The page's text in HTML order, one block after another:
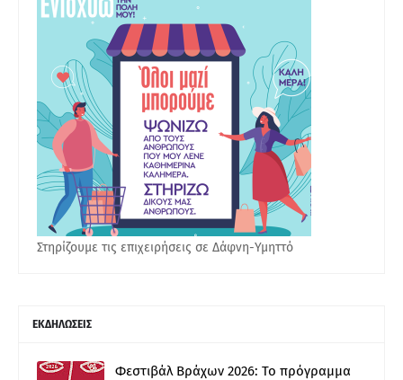
Στηρίζουμε τις επιχειρήσεις σε Δάφνη-Υμηττό
ΕΚΔΗΛΩΣΕΙΣ
Φεστιβάλ Βράχων 2026: Το πρόγραμμα